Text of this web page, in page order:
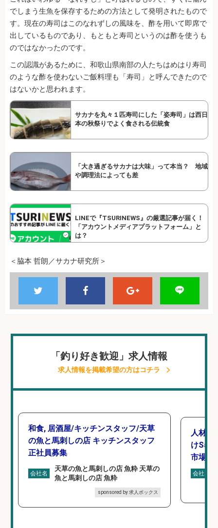
でしまう生魚を保存するための方法として発明されたもので
す。現在の寿司はこのなれずしの風味を、酢を用いて即席で
出しているものであり、もともと寿司というのは酢を使うも
のではなかったのです。
この認識があるために、和歌山県南部の人たちはめはり寿司
のような酢を使わないご飯料理も「寿司」と呼んできたので
はないかと思われます。
サカナを丸々１匹寿司にした「姿寿司」は西日
本の秋祭りでよく食される伝統食
「大き過ぎるサカナは大味」って本当？ 地域
や調理法によっても差
LINEで『TSURINEWS』の厳選記事が届く！
「アカウントメディアプラットフォーム」と
は？
＜脇本 哲朗／サカナ研究所＞
「釣り好き歓迎」求人情報
求人情報を掲載希望の方はコチラ
和食, 居酒屋/キッチンスタッフ/天草
の魚と馬刺しの店 キッチンスタッフ
正社員募集
会社名
天草の魚と馬刺しの店 魚粋 天草の
魚と馬刺しの店 魚粋
sponsored by 求人ボックス
人材紹
け
市場上
会社名